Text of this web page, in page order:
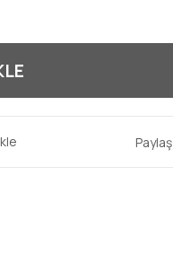
Paylaş